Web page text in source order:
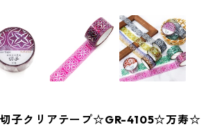
子クリアテープ☆GR-4105☆万寿☆